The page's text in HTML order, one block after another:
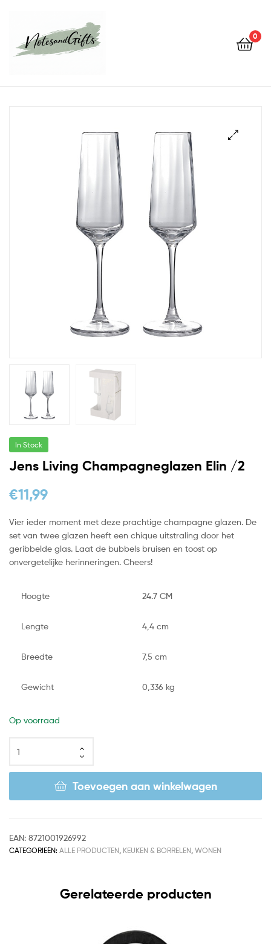
0
In Stock
Jens Living Champagneglazen Elin /2
€11,99
Vier ieder moment met deze prachtige champagne glazen. De
set van twee glazen heeft een chique uitstraling door het
geribbelde glas. Laat de bubbels bruisen en toost op
onvergetelijke herinneringen. Cheers!
Hoogte 24.7 CM
Lengte 4,4 cm
Breedte 7,5 cm
Gewicht 0,336 kg
Op voorraad
Toevoegen aan winkelwagen
EAN: 8721001926992
CATEGORIEËN: ALLE PRODUCTEN, KEUKEN & BORRELEN, WONEN
Gerelateerde producten